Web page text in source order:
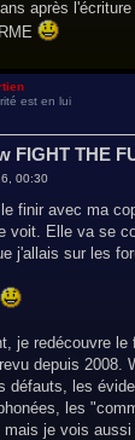
après
est en lui
FIGHT THE
00:30
finir avec ma
voit. Elle va se
j'allais sur les
je redécouvre le
depuis 2008.
défauts, les
les
mais je vois aussi